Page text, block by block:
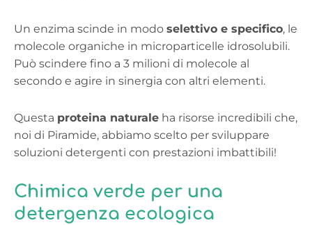
Un enzima scinde in modo selettivo e specifico, le
molecole organiche in microparticelle idrosolubili.
Può scindere fino a 3 milioni di molecole al
secondo e agire in sinergia con altri elementi.
Questa proteina naturale ha risorse incredibili che,
noi di Piramide, abbiamo scelto per sviluppare
soluzioni detergenti con prestazioni imbattibili!
Chimica verde per una
detergenza ecologica